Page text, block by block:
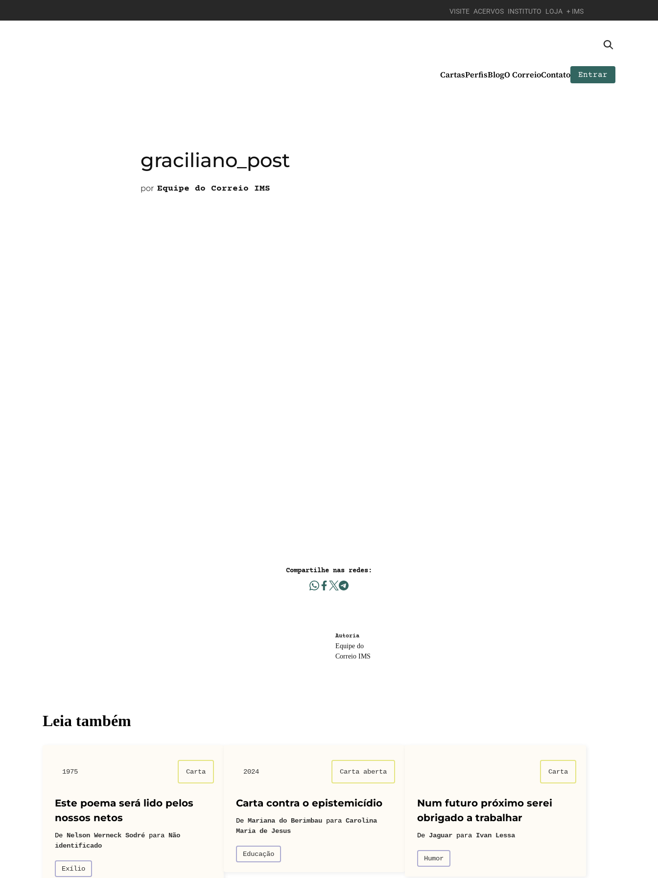
VISITE ACERVOS INSTITUTO LOJA + IMS
CartasPerfisBlogO CorreioContato Entrar
graciliano_post
por Equipe do Correio IMS
Compartilhe nas redes:
Autoria
Equipe do
Correio IMS
Leia também
1975 Carta
Este poema será lido pelos
nossos netos
De Nelson Werneck Sodré para Não
identificado
Exílio
2024 Carta aberta
Carta contra o epistemicídio
De Mariana do Berimbau para Carolina
Maria de Jesus
Educação
Carta
Num futuro próximo serei
obrigado a trabalhar
De Jaguar para Ivan Lessa
Humor